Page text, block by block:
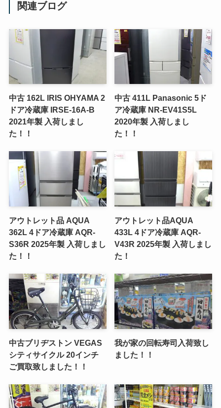
関連ブログ
中古 162L IRIS OHYAMA 2
ドア冷蔵庫 IRSE-16A-B
2021年製 入荷しまし
た！！
中古 411L Panasonic 5ド
ア冷蔵庫 NR-EV41S5L
2020年製 入荷しまし
た！！
アウトレット品 AQUA
362L 4ドア冷蔵庫 AQR-
S36R 2025年製 入荷しまし
た！！
アウトレット品AQUA
433L 4ドア冷蔵庫 AQR-
V43R 2025年製 入荷しまし
た！
中古ブリヂストン VEGAS
シティサイクル 20インチ
ご買取致しました！！
我が家の回転寿司入荷致し
ました！！